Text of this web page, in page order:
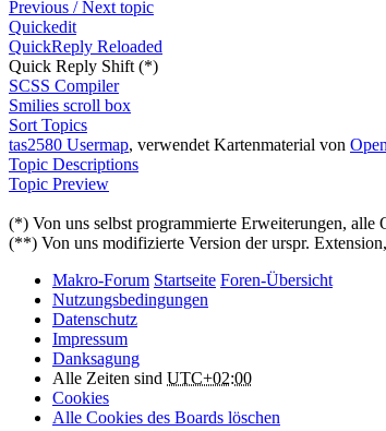
Previous / Next topic
Quickedit
QuickReply Reloaded
Quick Reply Shift (*)
SCSS Compiler
Smilies scroll box
Sort Topics
tas2580 Usermap, verwendet Kartenmaterial von
Topic Descriptions
Topic Preview
(*) Von uns selbst programmierte Erweiterungen, alle
(**) Von uns modifizierte Version der urspr.
Makro-Forum Startseite Foren-Übersicht
Nutzungsbedingungen
Datenschutz
Impressum
Danksagung
Alle Zeiten sind UTC+02:00
Cookies
Alle Cookies des Boards löschen